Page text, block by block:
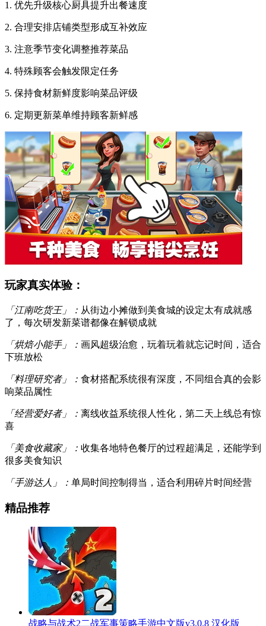
1. 优先升级核心厨具提升出餐速度
2. 合理安排店铺类型形成互补效应
3. 注意季节变化调整推荐菜品
4. 特殊顾客会触发限定任务
5. 保持食材新鲜度影响菜品评级
6. 定期更新菜单维持顾客新鲜感
玩家真实体验：
「江南吃货王」： 从街边小摊做到美食城的设定太有成就感
了，每次研发新菜谱都像在解锁成就
「烘焙小能手」： 画风超级治愈，玩着玩着就忘记时间，适合
下班放松
「料理研究者」： 食材搭配系统很有深度，不同组合真的会影
响菜品属性
「经营爱好者」： 离线收益系统很人性化，第二天上线总有惊
喜
「美食收藏家」： 收集各地特色餐厅的过程超满足，还能学到
很多美食知识
「手游达人」： 单局时间控制得当，适合利用碎片时间经营
精品推荐
战略与战术2二战军事策略手游中文版v3.0.8 汉化版